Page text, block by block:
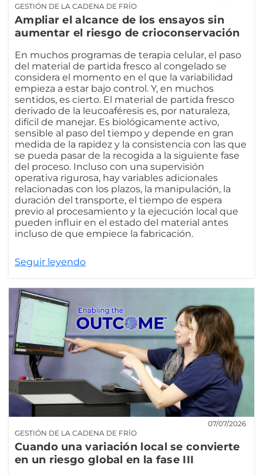
GESTIÓN DE LA CADENA DE FRÍO
Ampliar el alcance de los ensayos sin
aumentar el riesgo de crioconservación
En muchos programas de terapia celular, el paso
del material de partida fresco al congelado se
considera el momento en el que la variabilidad
empieza a estar bajo control. Y, en muchos
sentidos, es cierto. El material de partida fresco
derivado de la leucoaféresis es, por naturaleza,
difícil de manejar. Es biológicamente activo,
sensible al paso del tiempo y depende en gran
medida de la rapidez y la consistencia con las que
se pueda pasar de la recogida a la siguiente fase
del proceso. Incluso con una supervisión
operativa rigurosa, hay variables adicionales
relacionadas con los plazos, la manipulación, la
duración del transporte, el tiempo de espera
previo al procesamiento y la ejecución local que
pueden influir en el estado del material antes
incluso de que empiece la fabricación.
Seguir leyendo
GESTIÓN DE LA CADENA DE FRÍO
07/07/2026
Cuando una variación local se convierte
en un riesgo global en la fase III